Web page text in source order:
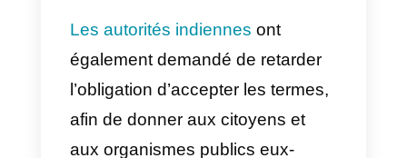
compte WhatsApp
une équipe de vente ou de
support qui peut ensuite
à de nombreuses conversations